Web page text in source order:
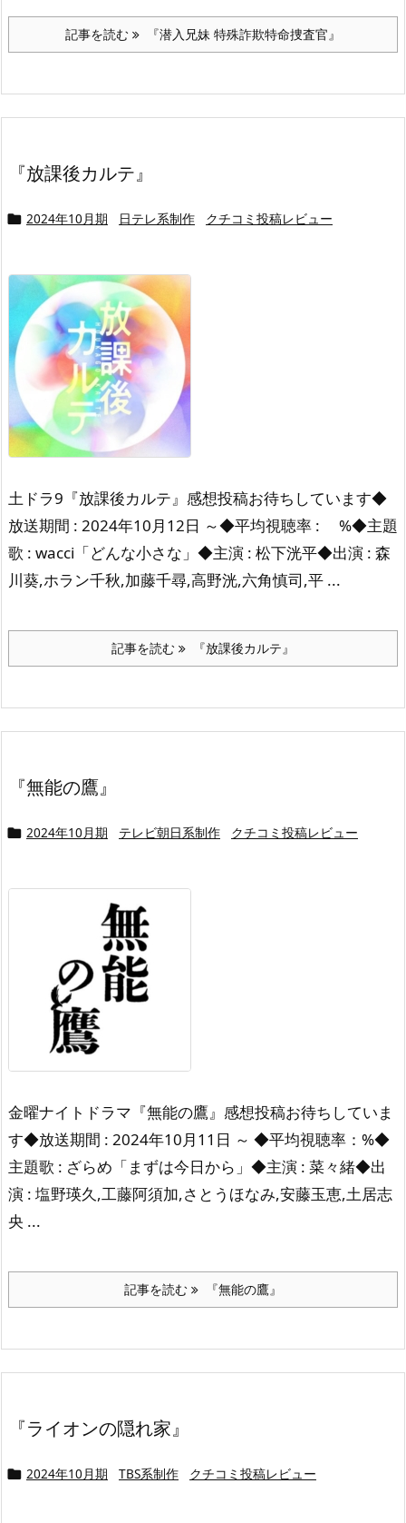
記事を読む 『潜入兄妹 特殊詐欺特命捜査官』
『放課後カルテ』
 2024年10月期 日テレ系制作 クチコミ投稿レビュー
土ドラ9『放課後カルテ』感想投稿お待ちしています◆
放送期間 : 2024年10月12日 ～◆平均視聴率 : %◆主題
歌 : wacci「どんな小さな」◆主演 : 松下洸平◆出演 : 森
川葵,ホラン千秋,加藤千尋,高野洸,六角慎司,平 ...
記事を読む 『放課後カルテ』
『無能の鷹』
 2024年10月期 テレビ朝日系制作 クチコミ投稿レビュー
金曜ナイトドラマ『無能の鷹』感想投稿お待ちしていま
す◆放送期間 : 2024年10月11日 ～ ◆平均視聴率：%◆
主題歌 : ざらめ「まずは今日から」◆主演 : 菜々緒◆出
演 : 塩野瑛久,工藤阿須加,さとうほなみ,安藤玉恵,土居志
央 ...
記事を読む 『無能の鷹』
『ライオンの隠れ家』
 2024年10月期 TBS系制作 クチコミ投稿レビュー